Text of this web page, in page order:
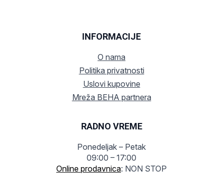
INFORMACIJE
O nama
Politika privatnosti
Uslovi kupovine
Mreža BEHA partnera
RADNO VREME
Ponedeljak – Petak
09:00 – 17:00
Online prodavnica: NON STOP